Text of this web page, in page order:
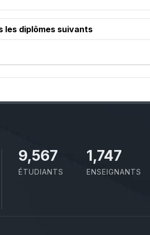
les diplômes suivants
11,110
ÉTUDIANTS
2,029
ENSEIGNANTS